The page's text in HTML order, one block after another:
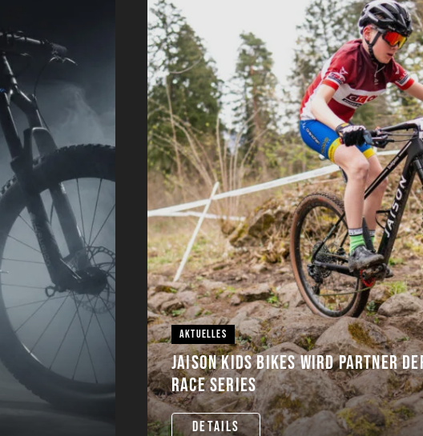
AKTUELLES
JAISON KIDS BIKES WIRD PARTNER
RACE SERIES
DETAILS